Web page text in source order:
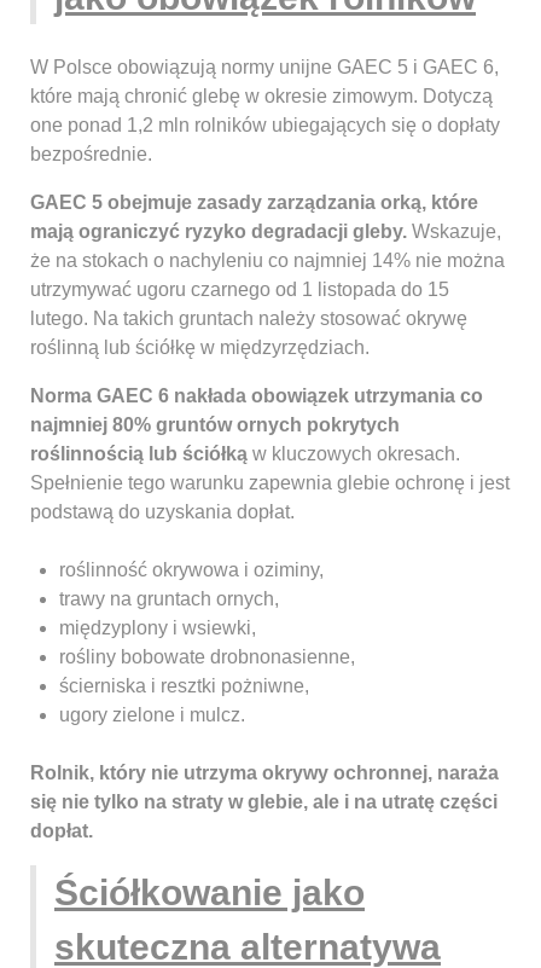
W Polsce obowiązują normy unijne GAEC 5 i GAEC 6,
które mają chronić glebę w okresie zimowym. Dotyczą
one ponad 1,2 mln rolników ubiegających się o dopłaty
bezpośrednie.
GAEC 5 obejmuje zasady zarządzania orką, które
mają ograniczyć ryzyko degradacji gleby. Wskazuje,
że na stokach o nachyleniu co najmniej 14% nie można
utrzymywać ugoru czarnego od 1 listopada do 15
lutego. Na takich gruntach należy stosować okrywę
roślinną lub ściółkę w międzyrzędziach.
Norma GAEC 6 nakłada obowiązek utrzymania co
najmniej 80% gruntów ornych pokrytych
roślinnością lub ściółką w kluczowych okresach.
Spełnienie tego warunku zapewnia glebie ochronę i jest
podstawą do uzyskania dopłat.
roślinność okrywowa i oziminy,
trawy na gruntach ornych,
międzyplony i wsiewki,
rośliny bobowate drobnonasienne,
ścierniska i resztki pożniwne,
ugory zielone i mulcz.
Rolnik, który nie utrzyma okrywy ochronnej, naraża
się nie tylko na straty w glebie, ale i na utratę części
dopłat.
Ściółkowanie jako
skuteczna alternatywa